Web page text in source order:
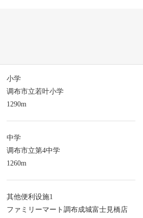
小学
调布市立若叶小学
1290m
中学
调布市立第4中学
1260m
其他便利设施1
ファミリーマート調布成城富士見橋店